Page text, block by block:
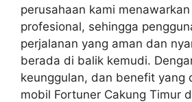
perusahaan kami
profesional, sehingga
perjalanan yang aman dan
berada di balik kemudi.
keunggulan, dan benefit yang
mobil Fortuner Cakung Timur